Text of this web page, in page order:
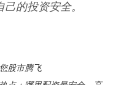
的投资安全。
股市腾飞